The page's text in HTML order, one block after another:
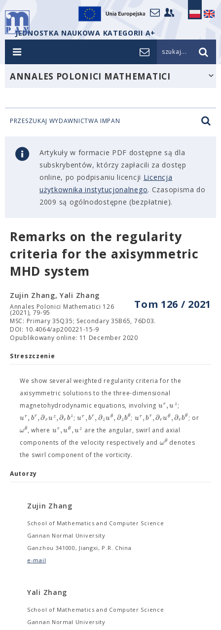
JEDNOSTKA NAUKOWA KATEGORII A+
szukaj...
ANNALES POLONICI MATHEMATICI
PRZESZUKAJ WYDAWNICTWA IMPAN
Artykuły w formacie PDF dostępne są dla
subskrybentów, którzy zapłacili za dostęp
online, po podpisaniu licencji Licencja
użytkownika instytucjonalnego. Czasopisma do
2009 są ogólnodostępne (bezpłatnie).
Remarks on the regularity
criteria for the axisymmetric
MHD system
Tom 126 / 2021
Zujin Zhang, Yali Zhang
Annales Polonici Mathematici 126
(2021), 79-95
MSC: Primary 35Q35; Secondary 35B65, 76D03.
DOI: 10.4064/ap200221-15-9
Opublikowany online: 11 December 2020
Streszczenie
We show several weighted regularity criteria for the
axisymmetric solutions to the three-dimensional
magnetohydrodynamic equations, involving ur,u z;
ur,br,∂ruz,∂rbz;ur ,br,∂zuθ,∂zbθ; ur,br,∂ruθ ,∂rbθ ; or
ωθ, where ur,uθ ,uz are the angular, swirl and axial
components of the velocity respectively and ωθ denotes
the swirl component of the vorticity.
Autorzy
Zujin Zhang
School of Mathematics and Computer Science
Gannan Normal University
Ganzhou 341000, Jiangxi, P.R. China
e-mail
Yali Zhang
School of Mathematics and Computer Science
Gannan Normal University